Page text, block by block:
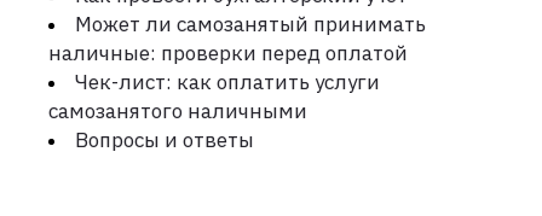
Может ли самозанятый принимать
наличные: проверки перед оплатой
Чек-лист: как оплатить услуги
самозанятого наличными
Вопросы и ответы